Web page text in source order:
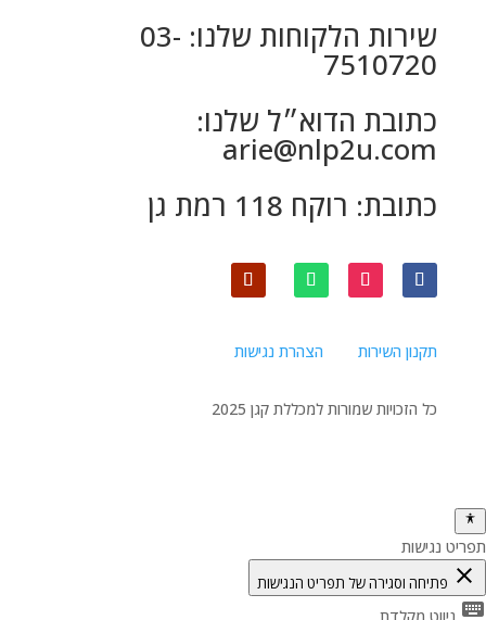
שירות הלקוחות שלנו: 03-
7510720
כתובת הדוא״ל שלנו:
arie@nlp2u.com
כתובת: רוקח 118 רמת גן
תקנון השירות הצהרת נגישות
כל הזכויות שמורות למכללת קגן 2025
תפריט נגישות
close פתיחה וסגירה של תפריט הנגישות
keyboard